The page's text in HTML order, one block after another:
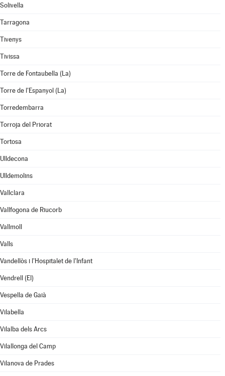
Solivella
Tarragona
Tivenys
Tivissa
Torre de Fontaubella (La)
Torre de l'Espanyol (La)
Torredembarra
Torroja del Priorat
Tortosa
Ulldecona
Ulldemolins
Vallclara
Vallfogona de Riucorb
Vallmoll
Valls
Vandellòs i l'Hospitalet de l'Infant
Vendrell (El)
Vespella de Gaià
Vilabella
Vilalba dels Arcs
Vilallonga del Camp
Vilanova de Prades